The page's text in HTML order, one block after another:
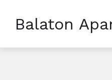
Balaton